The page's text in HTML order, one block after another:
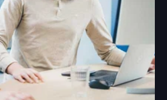
een great place to